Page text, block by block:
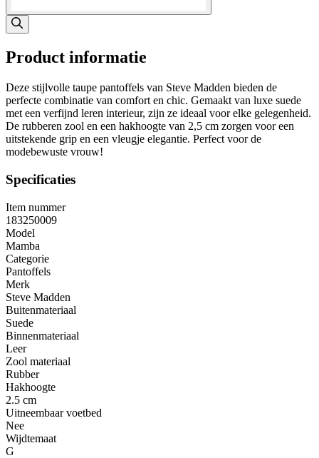
Product informatie
Deze stijlvolle taupe pantoffels van Steve Madden bieden de
perfecte combinatie van comfort en chic. Gemaakt van luxe suede
met een verfijnd leren interieur, zijn ze ideaal voor elke gelegenheid.
De rubberen zool en een hakhoogte van 2,5 cm zorgen voor een
uitstekende grip en een vleugje elegantie. Perfect voor de
modebewuste vrouw!
Specificaties
Item nummer
183250009
Model
Mamba
Categorie
Pantoffels
Merk
Steve Madden
Buitenmateriaal
Suede
Binnenmateriaal
Leer
Zool materiaal
Rubber
Hakhoogte
2.5 cm
Uitneembaar voetbed
Nee
Wijdtemaat
G